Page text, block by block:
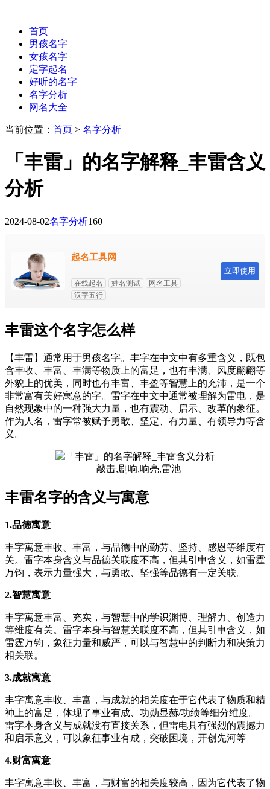
首页
男孩名字
女孩名字
定字起名
好听的名字
名字分析
网名大全
当前位置： 首页 > 名字分析
「丰雷」的名字解释_丰雷含义
分析
2024-08-02名字分析160
起名工具网
在线起名 姓名测试
网名工具
汉字五行
立即使用
丰雷这个名字怎么样
【丰雷】通常用于男孩名字。丰字在中文中有多重含义，既包
含丰收、丰富、丰满等物质上的富足，也有丰满、风度翩翩等
外貌上的优美，同时也有丰富、丰盈等智慧上的充沛，是一个
非常富有美好寓意的字。雷字在中文中通常被理解为雷电，是
自然现象中的一种强大力量，也有震动、启示、改革的象征。
作为人名，雷字常被赋予勇敢、坚定、有力量、有领导力等含
义。
敲击,剧响,响亮,雷池
丰雷名字的含义与寓意
1.品德寓意
丰字寓意丰收、丰富，与品德中的勤劳、坚持、感恩等维度有
关。雷字本身含义与品德关联度不高，但其引申含义，如雷霆
万钧，表示力量强大，与勇敢、坚强等品德有一定关联。
2.智慧寓意
丰字寓意丰富、充实，与智慧中的学识渊博、理解力、创造力
等维度有关。雷字本身与智慧关联度不高，但其引申含义，如
雷霆万钧，象征力量和威严，可以与智慧中的判断力和决策力
相关联。
3.成就寓意
丰字寓意丰收、丰富，与成就的相关度在于它代表了物质和精
神上的富足，体现了事业有成、功勋显赫/功绩等细分维度。
雷字本身含义与成就没有直接关系，但雷电具有强烈的震撼力
和启示意义，可以象征事业有成，突破困境，开创先河等
4.财富寓意
丰字寓意丰收、丰富，与财富的相关度较高，因为它代表了物